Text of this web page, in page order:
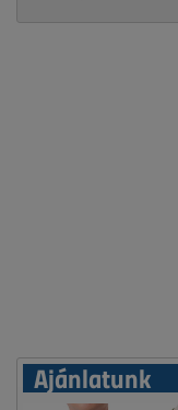
Ajánlatunk